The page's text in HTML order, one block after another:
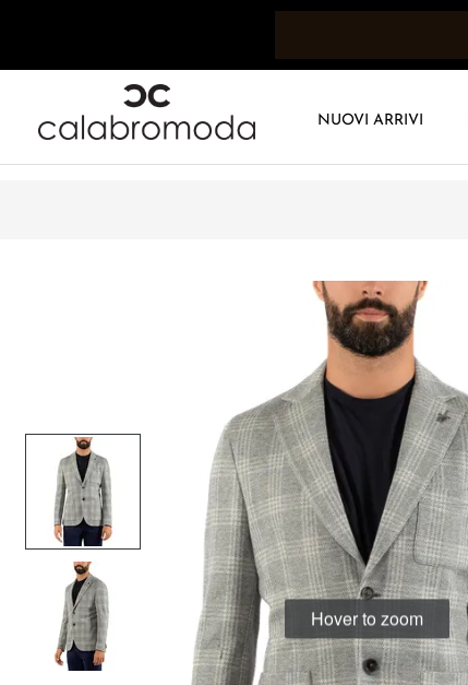
NUOVI ARRIVI
Hover to zoom